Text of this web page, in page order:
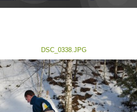
DSC_0338.JPG